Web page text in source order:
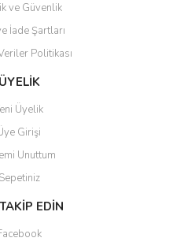
Gönder
ve Güvenlik
İade Şartları
Politikası
ÜYELİK
Üyelik
Girişi
Unuttum
Sepetiniz
EDİN